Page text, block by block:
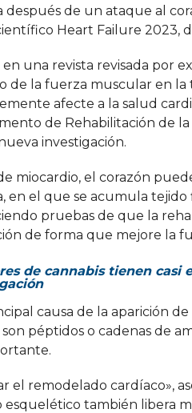
de un ataque al
Heart Failure 2023,
una revista revisada por
la fuerza muscular en
afecte a la salud
de Rehabilitación de
investigación.
miocardio, el corazón
en el que se acumula
pruebas de que la
de forma que mejore la
de cannabis tienen
causa de la aparición
péptidos o cadenas de
el remodelado cardíaco»,
también libera